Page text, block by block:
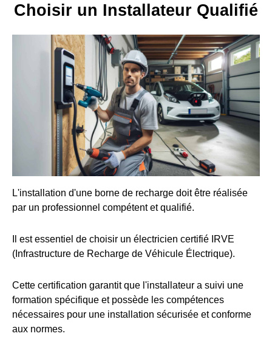
Choisir un Installateur Qualifié
L'installation d'une borne de recharge doit être réalisée
par un professionnel compétent et qualifié.
Il est essentiel de choisir un électricien certifié IRVE
(Infrastructure de Recharge de Véhicule Électrique).
Cette certification garantit que l'installateur a suivi une
formation spécifique et possède les compétences
nécessaires pour une installation sécurisée et conforme
aux normes.